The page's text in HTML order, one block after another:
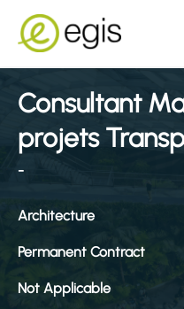
Consultant
projets
-
Architecture
Permanent Contract
Not Applicable